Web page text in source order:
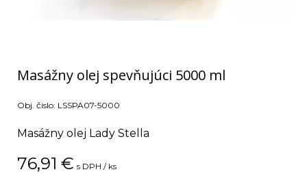
Masážny olej spevňujúci 5000 ml
Obj. čislo: LSSPA07-5000
Masážny olej Lady Stella
76,91 € s DPH / ks